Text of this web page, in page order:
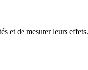
et de mesurer leurs effets.